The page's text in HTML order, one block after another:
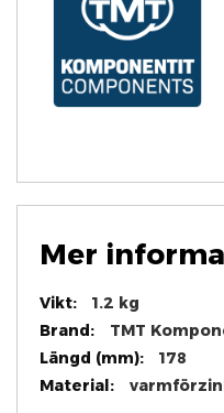
Mer
Mer
information
1.2 kg
TMT
178